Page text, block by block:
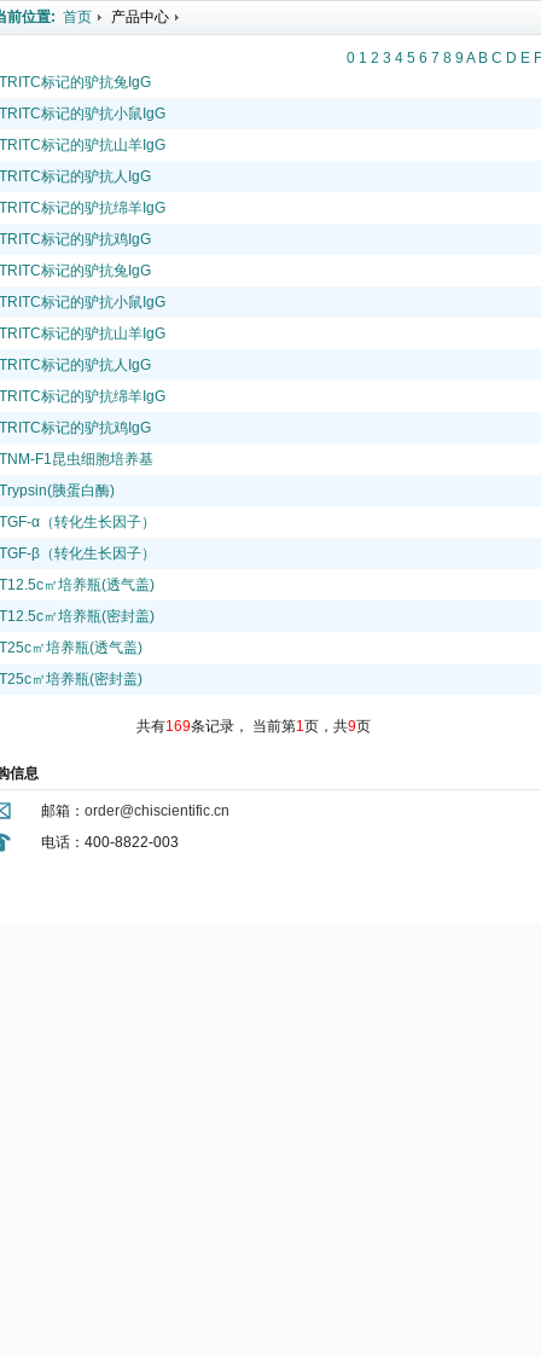
前位置: 首页 产品中心
0 1 2 3 4 5 6 7 8 9 A B C D E F
TRITC标记的驴抗兔IgG
TRITC标记的驴抗小鼠IgG
TRITC标记的驴抗山羊IgG
TRITC标记的驴抗人IgG
TRITC标记的驴抗绵羊IgG
TRITC标记的驴抗鸡IgG
TRITC标记的驴抗兔IgG
TRITC标记的驴抗小鼠IgG
TRITC标记的驴抗山羊IgG
TRITC标记的驴抗人IgG
TRITC标记的驴抗绵羊IgG
TRITC标记的驴抗鸡IgG
TNM-F1昆虫细胞培养基
Trypsin(胰蛋白酶)
TGF-α（转化生长因子）
TGF-β（转化生长因子）
T12.5c㎡培养瓶(透气盖)
T12.5c㎡培养瓶(密封盖)
T25c㎡培养瓶(透气盖)
T25c㎡培养瓶(密封盖)
共有169条记录， 当前第1页，共9页
信息
邮箱： order@chiscientific.cn
电话：400-8822-003